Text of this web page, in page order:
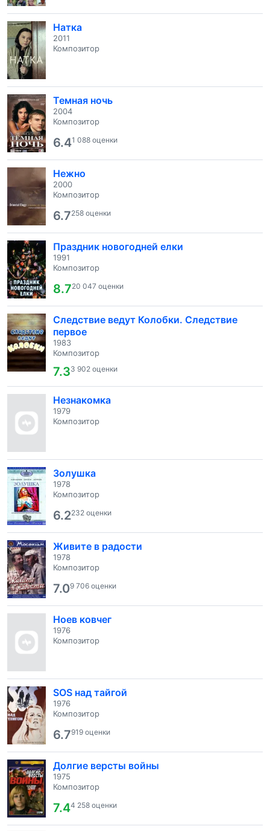
Натка
2011
Композитор
Темная ночь
2004
Композитор
6.41 088 оценки
Нежно
2000
Композитор
6.7258 оценки
Праздник новогодней елки
1991
Композитор
8.720 047 оценки
Следствие ведут Колобки. Следствие
первое
1983
Композитор
7.33 902 оценки
Незнакомка
1979
Композитор
Золушка
1978
Композитор
6.2232 оценки
Живите в радости
1978
Композитор
7.09 706 оценки
Ноев ковчег
1976
Композитор
SOS над тайгой
1976
Композитор
6.7919 оценки
Долгие версты войны
1975
Композитор
7.44 258 оценки